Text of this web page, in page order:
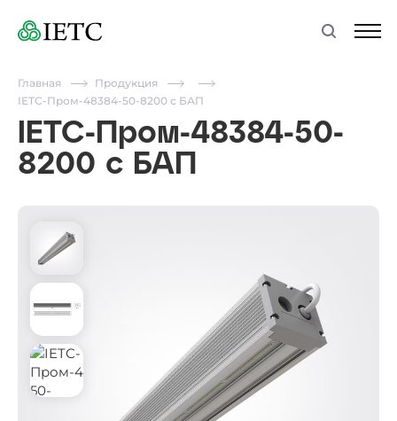
Главная
Продукция
IETC-Пром-48384-50-8200 с БАП
IETC-Пром-48384-50-
8200 с БАП